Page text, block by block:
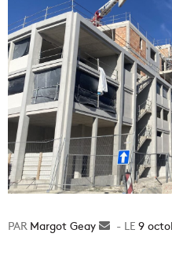
Margot Geay
Envoyer
9